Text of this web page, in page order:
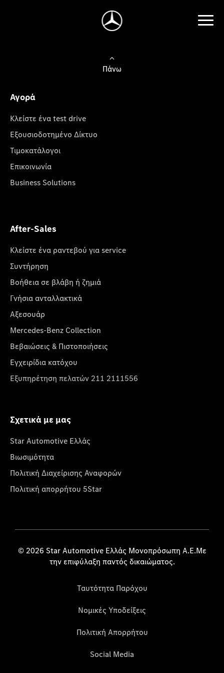
Πάνω
Αγορά
Κλείστε ένα test drive
Εξουσιοδοτημένο Δίκτυο
Τιμοκατάλογοι
Επικοινωνία
Business Solutions
After-Sales
Κλείστε ένα ραντεβού για service
Συντήρηση
Βοήθεια σε βλάβη ή ζημιά
Γνήσια ανταλλακτικά
Αξεσουάρ
Mercedes-Benz Collection
Βεβαιώσεις & Πιστοποιήσεις
Εγχειρίδια κατόχου
Εξυπηρέτηση πελατών 211 2111556
Σχετικά με μας
Star Automotive Ελλάς
Βιωσιμότητα
Πολιτική Διαχείρισης Αναφορών
Πολιτική απορρήτου 5Star
© 2026 Star Automotive Ελλάς Μονοπρόσωπη Α.Ε.Με
την επιφύλαξη παντός δικαιώματος.
Ταυτότητα Παρόχου
Νομικές Υποδείξεις
Πολιτική Απορρήτου
Social Media